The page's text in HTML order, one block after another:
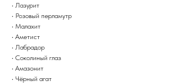
• Лазурит
• Розовый перламутр
• Малахит
• Аметист
• Лабрадор
• Соколиный глаз
• Амазонит
• Чёрный агат